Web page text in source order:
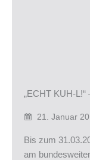
„ECHT KUH-
21. Januar
Bis zum
am